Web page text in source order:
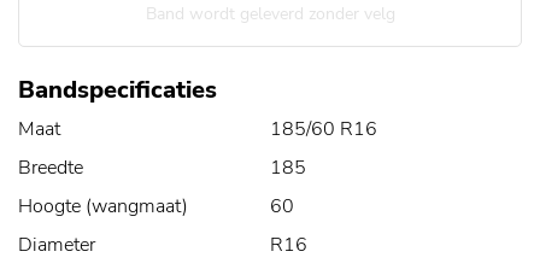
Band wordt geleverd zonder velg
Bandspecificaties
Maat
185/60 R16
Breedte
185
Hoogte (wangmaat)
60
Diameter
R16